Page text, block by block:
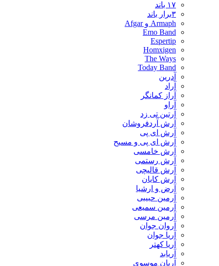
۱۷ باند
۳برار باند
Armaph و Afgar
Emo Band
Espertip
Homxigen
The Ways
Today Band
آدرین
آراد
آراز کمانگر
آراو
آرتین تی زد
آرش آردفروشان
آرش ای پی
آرش ای پی و مسیح
آرش خامسی
آرش رستمی
آرش قالیچی
آرش کایان
​آرض و ارشیا
آرمین حبیبی
آرمین سمیعی
آرمین مرسی
آروان جوان
آریا جوان
آریا کهتر
آریابد
آریان موسوی